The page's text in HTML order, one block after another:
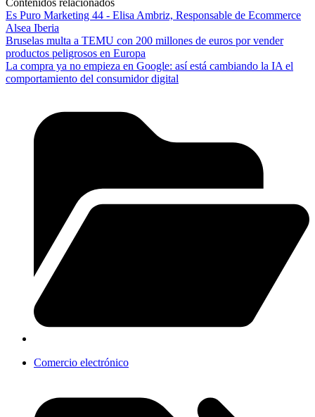
Contenidos relacionados
Es Puro Marketing 44 - Elisa Ambriz, Responsable de Ecommerce
Alsea Iberia
Bruselas multa a TEMU con 200 millones de euros por vender
productos peligrosos en Europa
La compra ya no empieza en Google: así está cambiando la IA el
comportamiento del consumidor digital
Comercio electrónico